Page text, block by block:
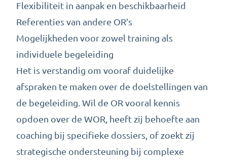
Flexibiliteit in aanpak en beschikbaarheid
Referenties van andere OR’s
Mogelijkheden voor zowel training als
individuele begeleiding
Het is verstandig om vooraf duidelijke
afspraken te maken over de doelstellingen van
de begeleiding. Wil de OR vooral kennis
opdoen over de WOR, heeft zij behoefte aan
coaching bij specifieke dossiers, of zoekt zij
strategische ondersteuning bij complexe